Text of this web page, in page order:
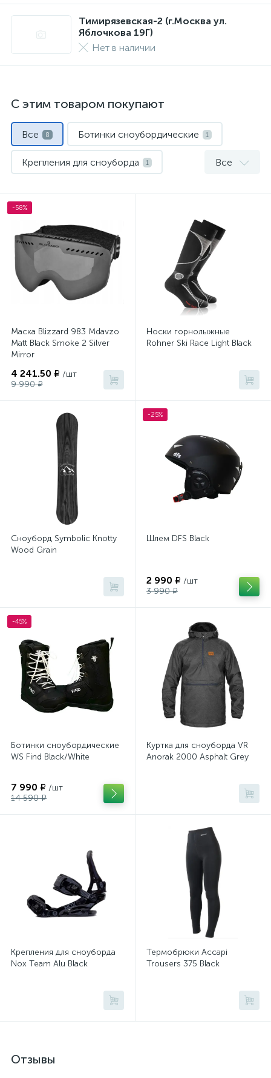
Тимирязевская-2 (г.Москва ул.
Яблочкова 19Г)
Нет в наличии
С этим товаром покупают
Все 8 Ботинки сноубордические 1
Крепления для сноуборда 1
Носки спортивные Сноуборды 1
Термобелье 1 Шлемы
Все
-58%
Маска Blizzard 983 Mdavzo
Matt Black Smoke 2 Silver
Mirror
4 241.50 ₽ /шт
9 990 ₽
Носки горнолыжные
Rohner Ski Race Light Black
Сноуборд Symbolic Knotty
Wood Grain
-25%
Шлем DFS Black
2 990 ₽ /шт
3 990 ₽
-45%
Ботинки сноубордические
WS Find Black/White
7 990 ₽ /шт
14 590 ₽
Куртка для сноуборда VR
Anorak 2000 Asphalt Grey
Крепления для сноуборда
Nox Team Alu Black
Термобрюки Accapi
Trousers 375 Black
Отзывы